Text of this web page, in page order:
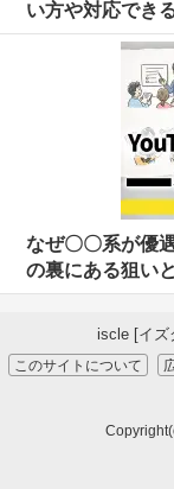
い方や対応でき
なぜ〇〇系が優
の裏にある狙い
iscle [イズ
このサイトについて